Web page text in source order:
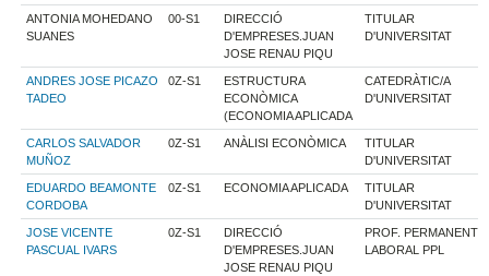
ANTONIA MOHEDANO
SUANES
00-S1
DIRECCIÓ
D'EMPRESES.JUAN
JOSE RENAU PIQU
TITULAR
D'UNIVERSITAT
ANDRES JOSE PICAZO
TADEO
0Z-S1
ESTRUCTURA
ECONÒMICA
(ECONOMIA APLICADA
CATEDRÀTIC/A
D'UNIVERSITAT
CARLOS SALVADOR
MUÑOZ
0Z-S1 ANÀLISI ECONÒMICA
TITULAR
D'UNIVERSITAT
EDUARDO BEAMONTE
CORDOBA
0Z-S1 ECONOMIA APLICADA
TITULAR
D'UNIVERSITAT
JOSE VICENTE
PASCUAL IVARS
0Z-S1
DIRECCIÓ
D'EMPRESES.JUAN
JOSE RENAU PIQU
PROF. PERMANENT
LABORAL PPL